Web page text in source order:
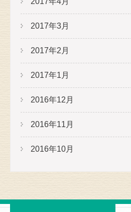
2017年3月
2017年2月
2017年1月
2016年12月
2016年11月
2016年10月